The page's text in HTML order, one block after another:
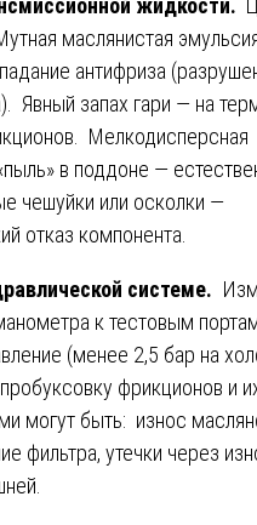
жидкости.
маслянистая
антифриза
Явный запах гари — на
Мелкодисперсная
в поддоне —
чешуйки или осколки —
отказ компонента.
системе.
к тестовым
(менее 2,5 бар на
фрикционов и
могут быть: износ
фильтра, утечки через